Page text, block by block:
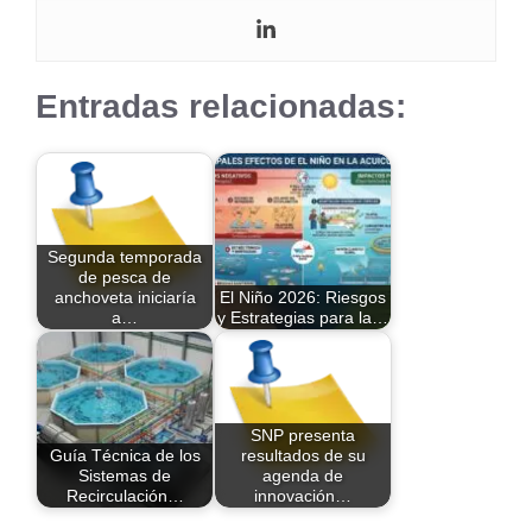
Entradas relacionadas:
Segunda temporada
de pesca de
anchoveta iniciaría
a…
El Niño 2026: Riesgos
y Estrategias para la…
Guía Técnica de los
Sistemas de
Recirculación…
SNP presenta
resultados de su
agenda de
innovación…